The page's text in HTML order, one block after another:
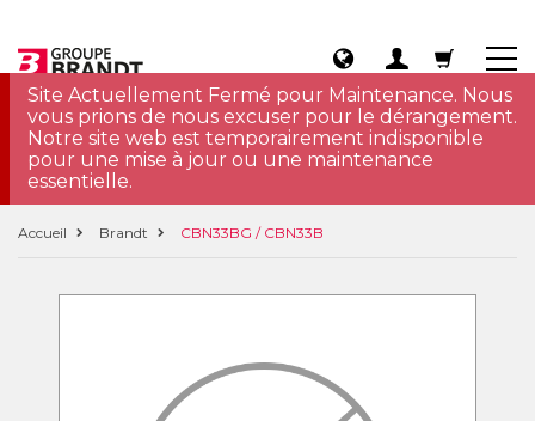
Site Actuellement Fermé pour Maintenance. Nous
vous prions de nous excuser pour le dérangement.
Notre site web est temporairement indisponible
pour une mise à jour ou une maintenance
essentielle.
Accueil Brandt CBN33BG / CBN33B